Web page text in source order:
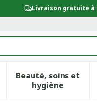
Livraison gratuite à
Beauté, soins et
hygièneAfficher le